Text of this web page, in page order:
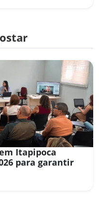
Itapipoca
para garantir